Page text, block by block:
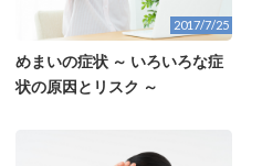
2017/7/25
めまいの症状 ～ いろいろな症
状の原因とリスク ～